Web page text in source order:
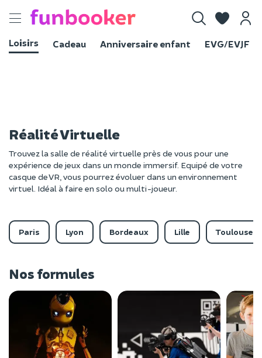
Toggle
Loisirs
Cadeau Anniversaire enfant EVG/EVJF
Réalité Virtuelle
Trouvez la salle de réalité virtuelle près de vous pour une
expérience de jeux dans un monde immersif. Equipé de votre
casque de VR, vous pourrez évoluer dans un environnement
virtuel. Idéal à faire en solo ou multi-joueur.
Paris Lyon Bordeaux Lille Toulouse
Nos formules